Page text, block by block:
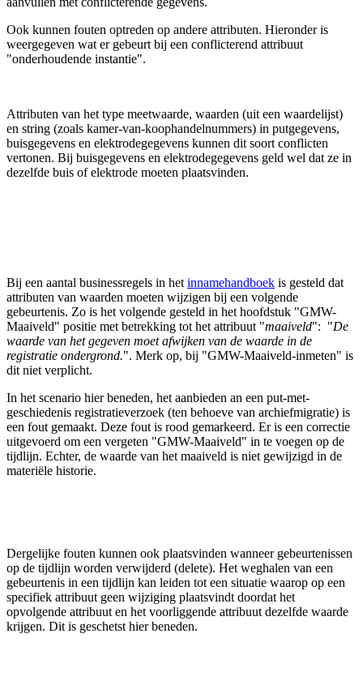
Ook kunnen fouten optreden op andere attributen. Hieronder is
weergegeven wat er gebeurt bij een conflicterend attribuut
"onderhoudende instantie".
Attributen van het type meetwaarde, waarden (uit een waardelijst)
en string (zoals kamer-van-koophandelnummers) in putgegevens,
buisgegevens en elektrodegegevens kunnen dit soort conflicten
vertonen. Bij buisgegevens en elektrodegegevens geld wel dat ze in
dezelfde buis of elektrode moeten plaatsvinden.
Bij een aantal businessregels in het innamehandboek is gesteld dat
attributen van waarden moeten wijzigen bij een volgende
gebeurtenis. Zo is het volgende gesteld in het hoofdstuk "GMW-
Maaiveld" positie met betrekking tot het attribuut "maaiveld": "De
waarde van het gegeven moet afwijken van de waarde in de
registratie ondergrond.". Merk op, bij "GMW-Maaiveld-inmeten" is
dit niet verplicht.
In het scenario hier beneden, het aanbieden an een put-met-
geschiedenis registratieverzoek (ten behoeve van archiefmigratie) is
een fout gemaakt. Deze fout is rood gemarkeerd. Er is een correctie
uitgevoerd om een vergeten "GMW-Maaiveld" in te voegen op de
tijdlijn. Echter, de waarde van het maaiveld is niet gewijzigd in de
materiële historie.
Dergelijke fouten kunnen ook plaatsvinden wanneer gebeurtenissen
op de tijdlijn worden verwijderd (delete). Het weghalen van een
gebeurtenis in een tijdlijn kan leiden tot een situatie waarop op een
specifiek attribuut geen wijziging plaatsvindt doordat het
opvolgende attribuut en het voorliggende attribuut dezelfde waarde
krijgen. Dit is geschetst hier beneden.